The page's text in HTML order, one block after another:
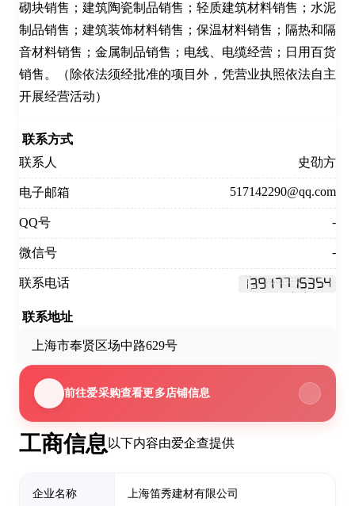
工商信息 以下内容由爱企查提供
企业名称 上海笛秀建材有限公司
砌块销售；建筑陶瓷制品销售；轻质建筑材料销售；水泥
制品销售；建筑装饰材料销售；保温材料销售；隔热和隔
音材料销售；金属制品销售；电线、电缆经营；日用百货
销售。（除依法须经批准的项目外，凭营业执照依法自主
开展经营活动）
联系方式
联系人
史劭方
电子邮箱 517142290@qq.com
QQ号 -
微信号 -
联系电话
联系地址
上海市奉贤区场中路629号
前往爱采购查看更多店铺信息